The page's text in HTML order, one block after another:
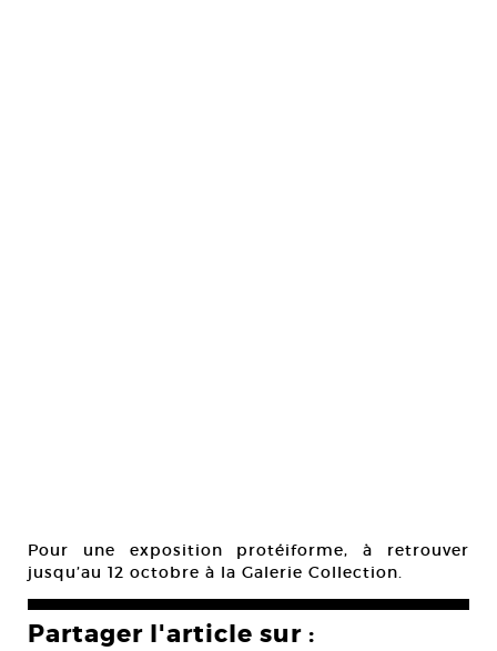
Pour une exposition protéiforme, à retrouver
jusqu’au 12 octobre à la Galerie Collection.
Partager l'article sur :